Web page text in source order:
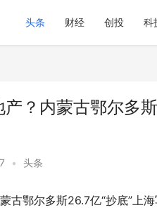
头条 财经 创投 科
？内蒙古鄂尔多
• 头条
古鄂尔多斯26.7亿“抄底”上